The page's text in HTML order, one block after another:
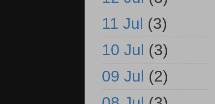
11 Jul (3)
10 Jul (3)
09 Jul (2)